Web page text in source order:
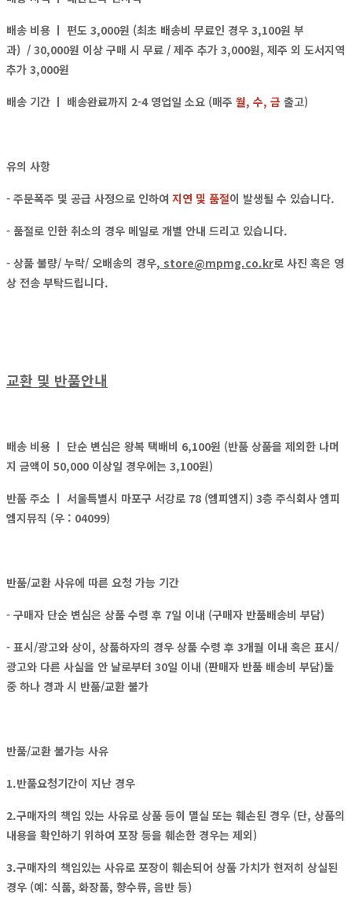
배송 비용 ㅣ 편도 3,000원 (최초 배송비 무료인 경우 3,100원 부
과) / 30,000원 이상 구매 시 무료 / 제주 추가 3,000원, 제주 외 도서지역
추가 3,000원
배송 기간 ㅣ 배송완료까지 2-4 영업일 소요 (매주 월, 수, 금 출고)
유의 사항
- 주문폭주 및 공급 사정으로 인하여 지연 및 품절이 발생될 수 있습니다.
- 품절로 인한 취소의 경우 메일로 개별 안내 드리고 있습니다.
- 상품 불량/ 누락/ 오배송의 경우, store@mpmg.co.kr로 사진 혹은 영
상 전송 부탁드립니다.
교환 및 반품안내
배송 비용 ㅣ 단순 변심은 왕복 택배비 6,100원 (반품 상품을 제외한 나머
지 금액이 50,000 이상일 경우에는 3,100원)
반품 주소 ㅣ 서울특별시 마포구 서강로 78 (엠피엠지) 3층 주식회사 엠피
엠지뮤직 (우 : 04099)
반품/교환 사유에 따른 요청 가능 기간
- 구매자 단순 변심은 상품 수령 후 7일 이내 (구매자 반품배송비 부담)
- 표시/광고와 상이, 상품하자의 경우 상품 수령 후 3개월 이내 혹은 표시/
광고와 다른 사실을 안 날로부터 30일 이내 (판매자 반품 배송비 부담)둘
중 하나 경과 시 반품/교환 불가
반품/교환 불가능 사유
1.반품요청기간이 지난 경우
2.구매자의 책임 있는 사유로 상품 등이 멸실 또는 훼손된 경우 (단, 상품의
내용을 확인하기 위하여 포장 등을 훼손한 경우는 제외)
3.구매자의 책임있는 사유로 포장이 훼손되어 상품 가치가 현저히 상실된
경우 (예: 식품, 화장품, 향수류, 음반 등)